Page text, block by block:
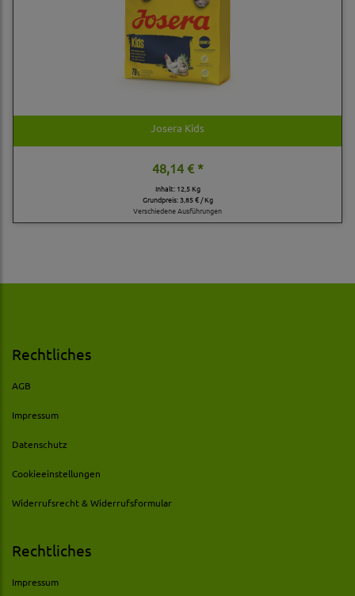
Josera Kids
48,14 € *
Inhalt: 12,5 Kg
Grundpreis:3,85 € / Kg
Verschiedene Ausführungen
Rechtliches
AGB
Impressum
Datenschutz
Cookieeinstellungen
Widerrufsrecht & Widerrufsformular
Rechtliches
Impressum